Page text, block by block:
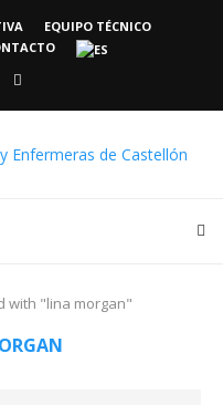
EQUIPO TÉCNICO
with "lina morgan"